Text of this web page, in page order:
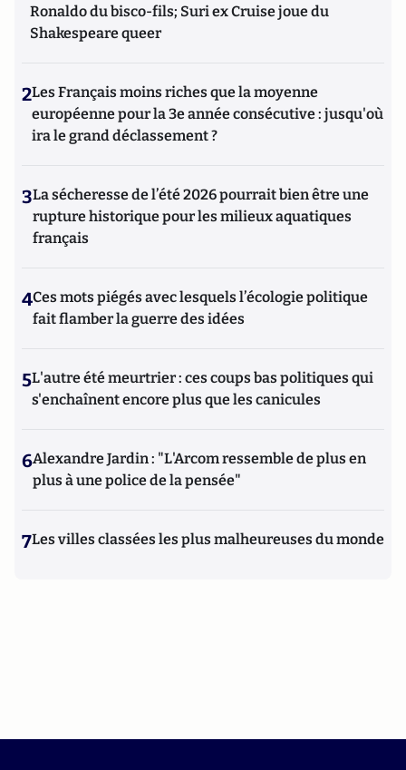
Ronaldo du bisco-fils; Suri ex Cruise joue du
Shakespeare queer
2Les Français moins riches que la moyenne
européenne pour la 3e année consécutive : jusqu'où
ira le grand déclassement ?
3La sécheresse de l’été 2026 pourrait bien être une
rupture historique pour les milieux aquatiques
français
4Ces mots piégés avec lesquels l’écologie politique
fait flamber la guerre des idées
5L'autre été meurtrier : ces coups bas politiques qui
s'enchaînent encore plus que les canicules
6Alexandre Jardin : "L'Arcom ressemble de plus en
plus à une police de la pensée"
7Les villes classées les plus malheureuses du monde